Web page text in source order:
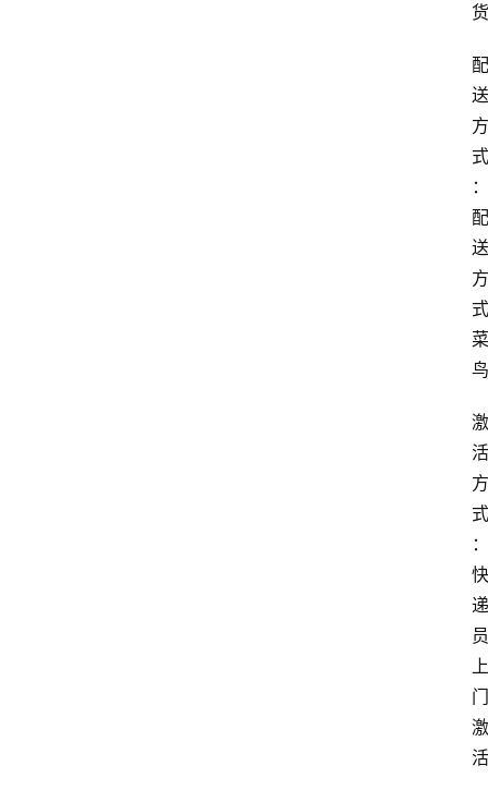
货
配
送
方
式
：
配
送
方
式
菜
鸟
激
活
方
式
：
快
递
员
上
门
激
活